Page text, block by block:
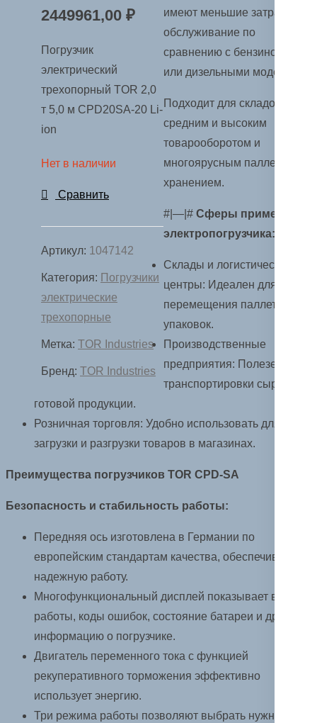
2449961,00 ₽
Погрузчик
электрический
трехопорный TOR 2,0
т 5,0 м CPD20SA-20 Li-
ion
Нет в наличии
Сравнить
Артикул: 1047142
Категория: Погрузчики
электрические
трехопорные
Метка: TOR Industries
Бренд: TOR Industries
имеют меньшие затраты на
обслуживание по
сравнению с бензиновыми
или дизельными моделями.
Подходит для складов со
средним и высоким
товарооборотом и
многоярусным паллетным
хранением.
#|—|#Сферы применения
электропогрузчика:
Склады и логистические
центры: Идеален для
перемещения паллет и
упаковок.
Производственные
предприятия: Полезен для
транспортировки сырья и
готовой продукции.
Розничная торговля: Удобно использовать для
загрузки и разгрузки товаров в магазинах.
Преимущества погрузчиков TOR CPD-SA
Безопасность и стабильность работы:
Передняя ось изготовлена в Германии по
европейским стандартам качества, обеспечивает
надежную работу.
Многофункциональный дисплей показывает время
работы, коды ошибок, состояние батареи и другую
информацию о погрузчике.
Двигатель переменного тока с функцией
рекуперативного торможения эффективно
использует энергию.
Три режима работы позволяют выбрать нужную